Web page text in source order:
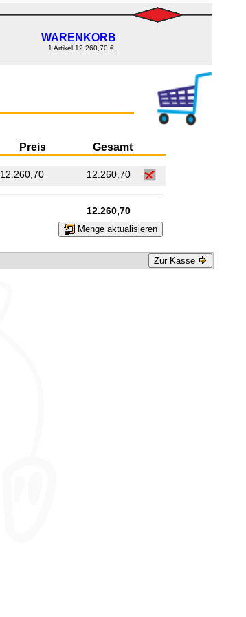
WARENKORB
1 Artikel 12.260,70 €.
Preis Gesamt
12.260,70 12.260,70
12.260,70
Menge aktualisieren
Zur Kasse